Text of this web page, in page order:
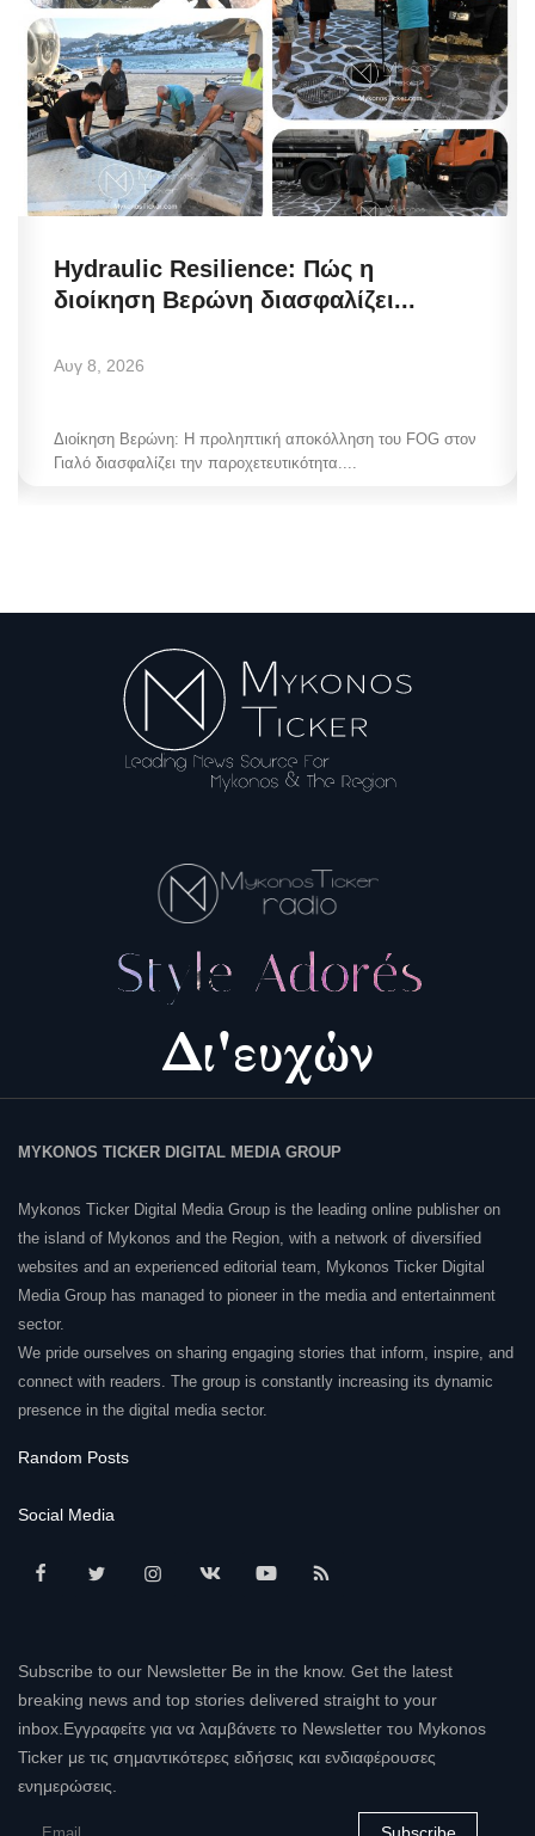
Hydraulic Resilience: Πώς η
διοίκηση Βερώνη διασφαλίζει...
Αυγ 8, 2026
Διοίκηση Βερώνη: Η προληπτική αποκόλληση του FOG στον
Γιαλό διασφαλίζει την παροχετευτικότητα....
MYKONOS TICKER DIGITAL MEDIA GROUP
Mykonos Ticker Digital Media Group is the leading online publisher on
the island of Mykonos and the Region, with a network of diversified
websites and an experienced editorial team, Mykonos Ticker Digital
Media Group has managed to pioneer in the media and entertainment
sector.
We pride ourselves on sharing engaging stories that inform, inspire, and
connect with readers. The group is constantly increasing its dynamic
presence in the digital media sector.
Random Posts
Social Media
Subscribe to our Newsletter Be in the know. Get the latest
breaking news and top stories delivered straight to your
inbox.Εγγραφείτε για να λαμβάνετε το Newsletter του Mykonos
Ticker με τις σημαντικότερες ειδήσεις και ενδιαφέρουσες
ενημερώσεις.
Subscribe